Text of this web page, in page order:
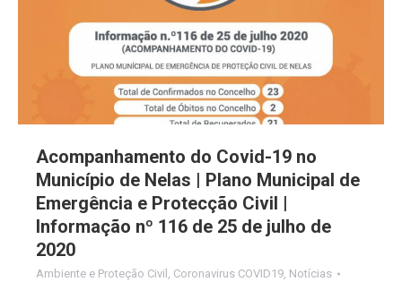
Acompanhamento do Covid-19 no
Município de Nelas | Plano Municipal de
Emergência e Protecção Civil |
Informação nº 116 de 25 de julho de
2020
Ambiente e Proteção Civil , Coronavirus COVID19, Notícias